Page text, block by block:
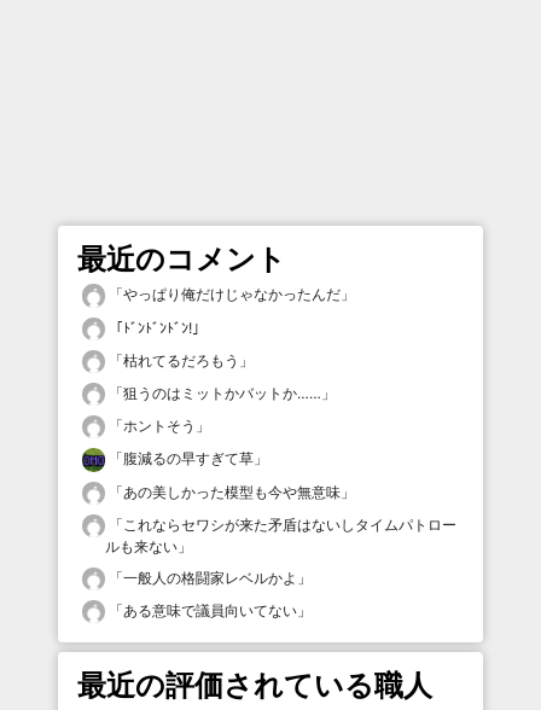
最近のコメント
「やっぱり俺だけじゃなかったんだ 」
「 ﾄﾞﾝﾄﾞﾝﾄﾞﾝ! 」
「枯れてるだろもう 」
「狙うのはミットかバットか…… 」
「ホントそう 」
「腹減るの早すぎて草 」
「あの美しかった模型も今や無意味 」
「 これならセワシが来た矛盾はないしタイムパトロー
ルも来ない 」
「一般人の格闘家レベルかよ 」
「ある意味で議員向いてない 」
最近の評価されている職人